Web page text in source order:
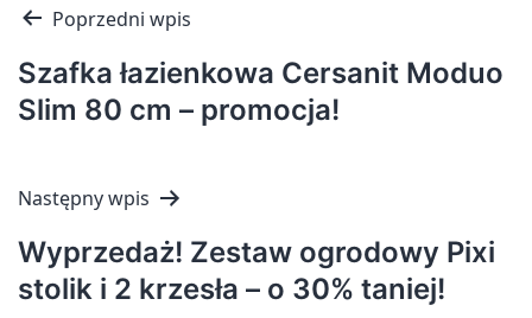
Nawigacja
wpisu
Poprzedni wpis
Szafka łazienkowa Cersanit Moduo
Slim 80 cm – promocja!
Następny wpis
Wyprzedaż! Zestaw ogrodowy Pixi
stolik i 2 krzesła – o 30% taniej!